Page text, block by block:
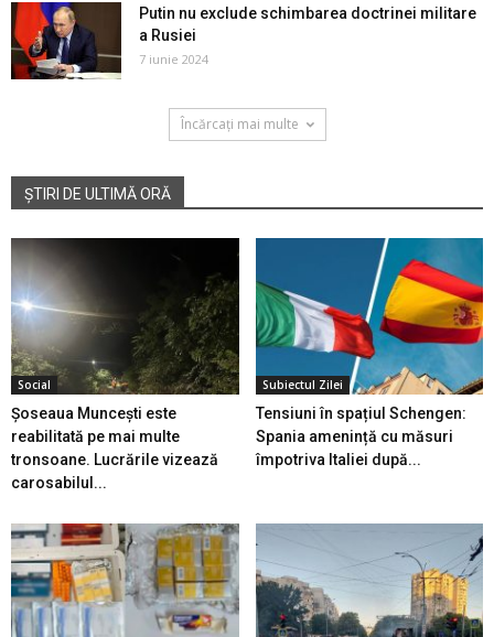
Putin nu exclude schimbarea doctrinei militare
a Rusiei
7 iunie 2024
Încărcați mai multe
ȘTIRI DE ULTIMĂ ORĂ
Social
Șoseaua Muncești este
reabilitată pe mai multe
tronsoane. Lucrările vizează
carosabilul...
Subiectul Zilei
Tensiuni în spațiul Schengen:
Spania amenință cu măsuri
împotriva Italiei după...